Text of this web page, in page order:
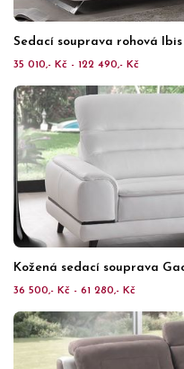
Sedací souprava rohová Ibis
35 010,- Kč - 122 490,- Kč
Kožená sedací souprava
36 500,- Kč - 61 280,- Kč